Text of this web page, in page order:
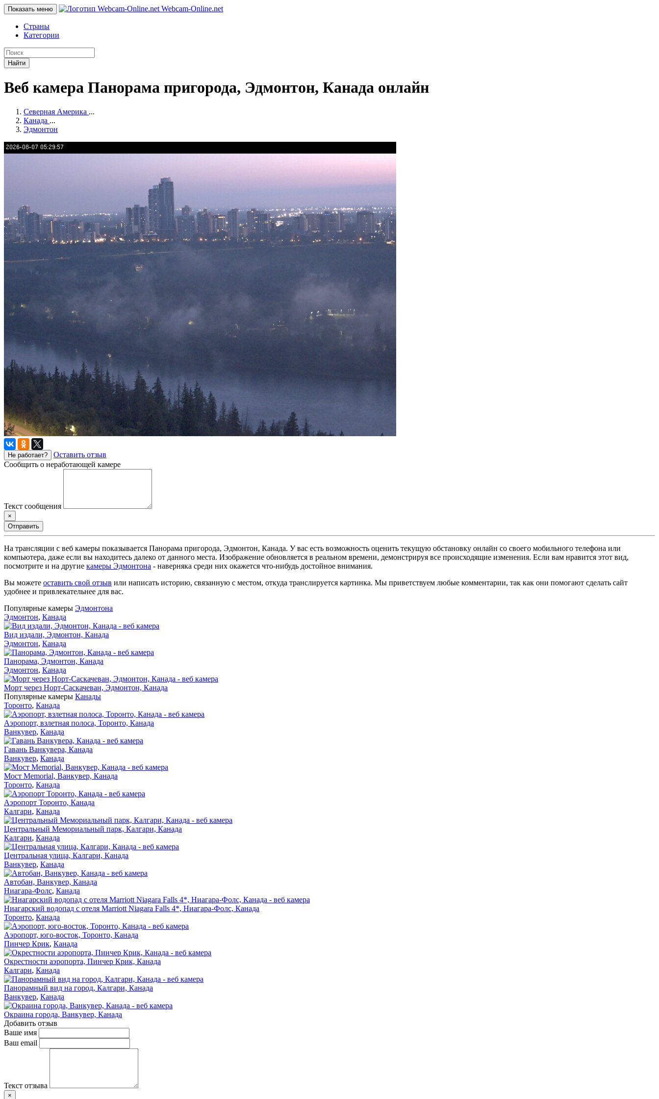
Показать меню Webcam-Online.net
Страны
Категории
Найти
Веб камера Панорама пригорода, Эдмонтон, Канада онлайн
Северная Америка ...
Канада ...
Эдмонтон
Не работает?
Оставить отзыв
Сообщить о неработающей камере
Текст сообщения
×
Отправить
На трансляции с веб камеры показывается Панорама пригорода, Эдмонтон, Канада. У вас есть возможность оценить текущую обстановку онлайн со своего мобильного телефона или
компьютера, даже если вы находитесь далеко от данного места. Изображение обновляется в реальном времени, демонстрируя все происходящие изменения. Если вам нравится этот вид,
посмотрите и на другие камеры Эдмонтона - наверняка среди них окажется что-нибудь достойное внимания.
Вы можете оставить свой отзыв или написать историю, связанную с местом, откуда транслируется картинка. Мы приветствуем любые комментарии, так как они помогают сделать сайт
удобнее и привлекательнее для вас.
Популярные камеры Эдмонтона
Эдмонтон, Канада
Вид издали, Эдмонтон, Канада
Эдмонтон, Канада
Панорама, Эдмонтон, Канада
Эдмонтон, Канада
Морт через Норт-Саскачеван, Эдмонтон, Канада
Популярные камеры Канады
Торонто, Канада
Аэропорт, взлетная полоса, Торонто, Канада
Ванкувер, Канада
Гавань Ванкувера, Канада
Ванкувер, Канада
Мост Memorial, Ванкувер, Канада
Торонто, Канада
Аэропорт Торонто, Канада
Калгари, Канада
Центральный Мемориальный парк, Калгари, Канада
Калгари, Канада
Центральная улица, Калгари, Канада
Ванкувер, Канада
Автобан, Ванкувер, Канада
Ниагара-Фолс, Канада
Ниагарский водопад с отеля Marriott Niagara Falls 4*, Ниагара-Фолс, Канада
Торонто, Канада
Аэропорт, юго-восток, Торонто, Канада
Пинчер Крик, Канада
Окрестности аэропорта, Пинчер Крик, Канада
Калгари, Канада
Панорамный вид на город, Калгари, Канада
Ванкувер, Канада
Окраина города, Ванкувер, Канада
Добавить отзыв
Ваше имя
Ваш email
Текст отзыва
×